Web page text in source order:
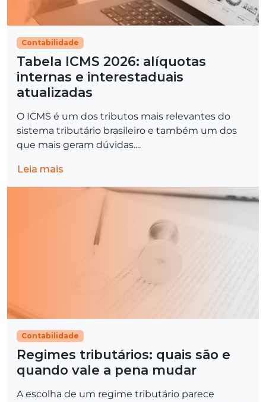
Contabilidade
Tabela ICMS 2026: alíquotas
internas e interestaduais
atualizadas
O ICMS é um dos tributos mais relevantes do
sistema tributário brasileiro e também um dos
que mais geram dúvidas....
Leia mais
Contabilidade
Regimes tributários: quais são e
quando vale a pena mudar
A escolha de um regime tributário parece